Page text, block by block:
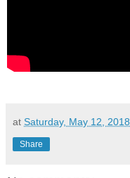
at Saturday, May 12, 2018
Share